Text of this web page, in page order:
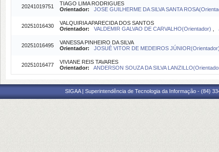
20241019751
TIAGO LIMA RODRIGUES
Orientador:
JOSE GUILHERME DA SILVA SANTA
20251016430
VALQUIRIA APARECIDA DOS SANTOS
Orientador:
VALDEMIR GALVAO DE CARVALHO(Orientador)
20251016495
VANESSA PINHEIRO DA SILVA
Orientador:
JOSUÉ VITOR DE MEDEIROS
20251016477
VIVIANE REIS TAVARES
Orientador:
ANDERSON SOUZA DA SILVA
SIGAA | Superintendência de Tecnologia da Informação - (84)